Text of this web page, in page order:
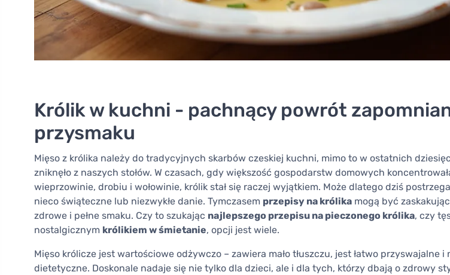
Królik w kuchni - pachnący powrót
przysmaku
Mięso z królika należy do tradycyjnych skarbów czeskiej kuchni, mimo to w ostatnich
zniknęło z naszych stołów. W czasach, gdy większość gospodarstw domowych
wieprzowinie, drobiu i wołowinie, królik stał się raczej wyjątkiem. Może dlatego dziś
nieco świąteczne lub niezwykłe danie. Tymczasem przepisy na królika mogą być
zdrowe i pełne smaku. Czy to szukając najlepszego przepisu na pieczonego królika, czy
nostalgicznym królikiem w śmietanie, opcji jest wiele.
Mięso królicze jest wartościowe odżywczo – zawiera mało tłuszczu, jest łatwo przyswajalne i
dietetyczne. Doskonale nadaje się nie tylko dla dzieci, ale i dla tych, którzy dbają o zdrowy